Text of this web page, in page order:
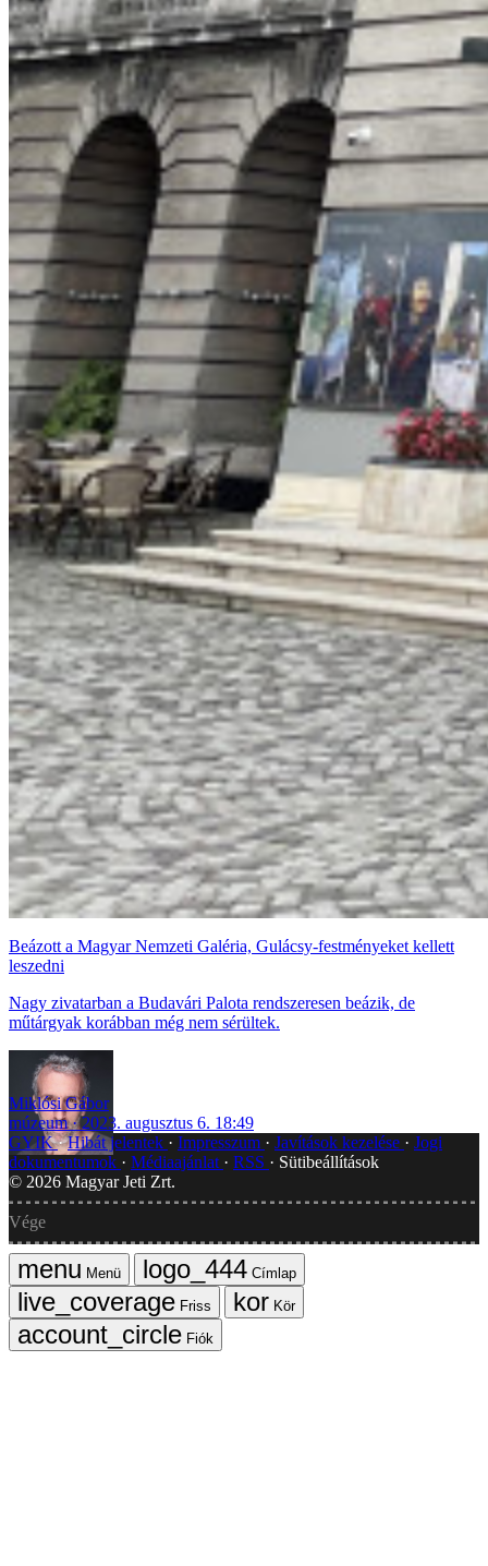
Beázott a Magyar Nemzeti Galéria, Gulácsy-festményeket kellett
leszedni
Nagy zivatarban a Budavári Palota rendszeresen beázik, de
műtárgyak korábban még nem sérültek.
Miklósi Gábor
múzeum
2023. augusztus 6. 18:49
GYIK Hibát jelentek Impresszum Javítások kezelése
Jogi
dokumentumok
Médiaajánlat RSS
Sütibeállítások
© 2026 Magyar Jeti Zrt.
Vége
Menü
Címlap
Friss
Kör
Fiók